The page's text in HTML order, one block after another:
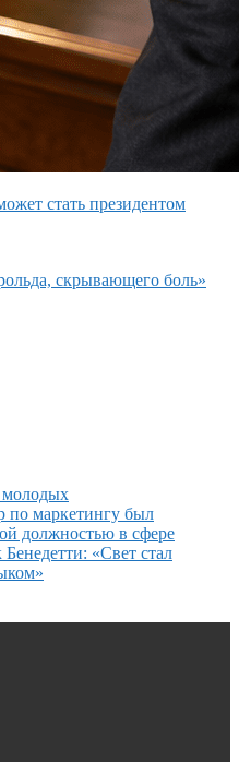
стать президентом
скрывающего боль»
молодых
по маркетингу был
должностью в сфере
«Свет стал